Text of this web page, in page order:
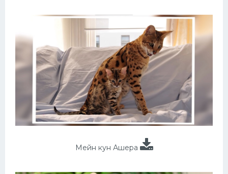
Мейн кун Ашера